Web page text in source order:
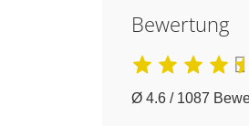
Bewertung
Ø 4.6 / 1087